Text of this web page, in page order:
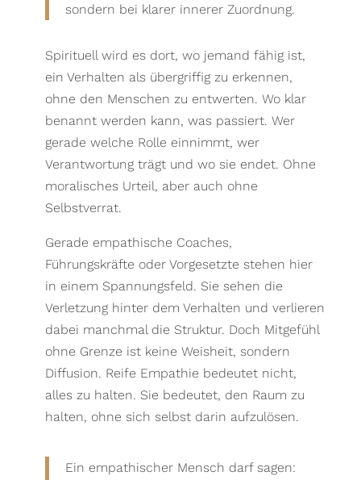
sondern bei klarer innerer Zuordnung.
Spirituell wird es dort, wo jemand fähig ist,
ein Verhalten als übergriffig zu erkennen,
ohne den Menschen zu entwerten. Wo klar
benannt werden kann, was passiert. Wer
gerade welche Rolle einnimmt, wer
Verantwortung trägt und wo sie endet. Ohne
moralisches Urteil, aber auch ohne
Selbstverrat.
Gerade empathische Coaches,
Führungskräfte oder Vorgesetzte stehen hier
in einem Spannungsfeld. Sie sehen die
Verletzung hinter dem Verhalten und verlieren
dabei manchmal die Struktur. Doch Mitgefühl
ohne Grenze ist keine Weisheit, sondern
Diffusion. Reife Empathie bedeutet nicht,
alles zu halten. Sie bedeutet, den Raum zu
halten, ohne sich selbst darin aufzulösen.
Ein empathischer Mensch darf sagen: